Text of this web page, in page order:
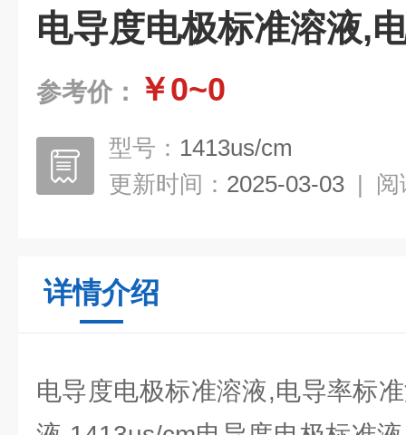
电导度电极标准溶液,
参考价： ￥0~0
型号： 1413us/cm
更新时间： 2025-03-03 | 阅
详情介绍
电导度电极标准溶液,电导率标